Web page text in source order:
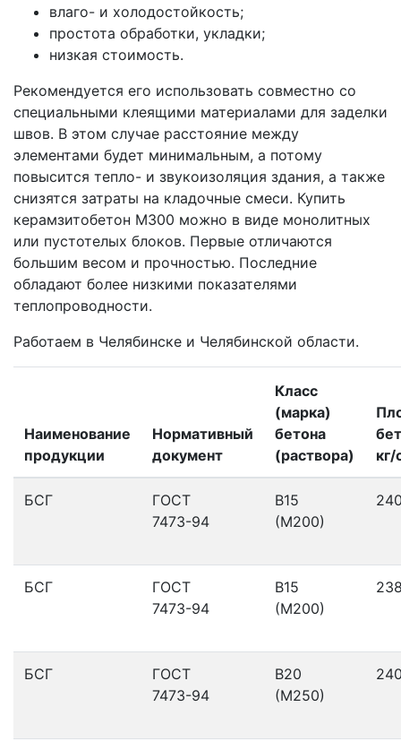
влаго- и холодостойкость;
простота обработки, укладки;
низкая стоимость.
Рекомендуется его использовать совместно со
специальными клеящими материалами для заделки
швов. В этом случае расстояние между
элементами будет минимальным, а потому
повысится тепло- и звукоизоляция здания, а также
снизятся затраты на кладочные смеси. Купить
керамзитобетон M300 можно в виде монолитных
или пустотелых блоков. Первые отличаются
большим весом и прочностью. Последние
обладают более низкими показателями
теплопроводности.
Работаем в Челябинске и Челябинской области.
Наименование
продукции
Нормативный
документ
Класс
(марка)
бетона
(раствора)
кг/
БСГ
ГОСТ
7473-94
В15
(М200)
БСГ
ГОСТ
7473-94
В15
(М200)
БСГ
ГОСТ
7473-94
В20
(М250)